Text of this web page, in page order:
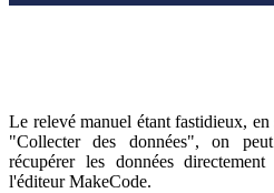
Le relevé manuel étant fastidieux,
"Collecter des données", on
récupérer les données
l'éditeur MakeCode.